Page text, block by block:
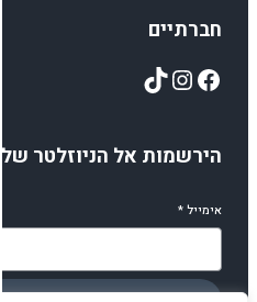
חברתיים
Facebook
Instagram
TikTok
הירשמות אל הניוזלטר שלנו
אימייל*